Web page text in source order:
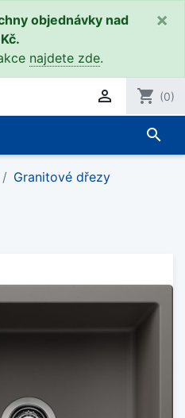
objednávky nad
najdete zde.
×
 shopping_cart (0)
search
Granitové dřezy